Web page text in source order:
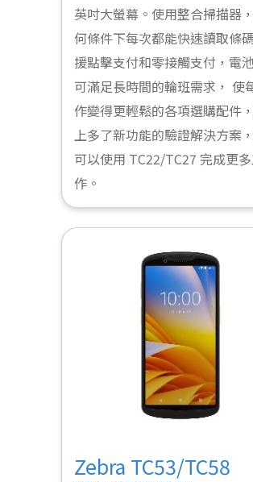
英吋大螢幕。使用整合掃描器
何條件下每次都能快速讀取條
援點擊支付和零接觸支付，電
可滿足長時間的輪班需求， 使
作變得更輕鬆的各項選購配件
上多了新功能的驗證解決方案
可以使用 TC22/TC27 完成更
作。
Zebra TC53/TC58